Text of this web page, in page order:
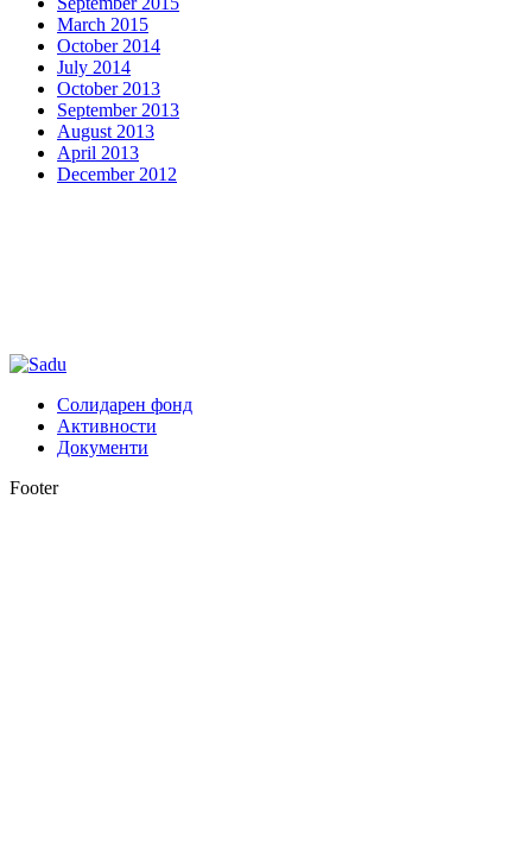
March 2015
October 2014
July 2014
October 2013
September 2013
August 2013
April 2013
December 2012
Солидарен фонд
Активности
Документи
Footer